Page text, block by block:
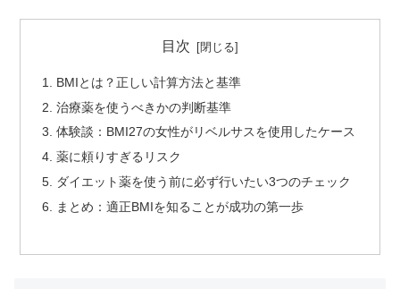
目次
BMIとは？正しい計算方法と基準
治療薬を使うべきかの判断基準
体験談：BMI27の女性がリベルサスを使用したケース
薬に頼りすぎるリスク
ダイエット薬を使う前に必ず行いたい3つのチェック
まとめ：適正BMIを知ることが成功の第一歩